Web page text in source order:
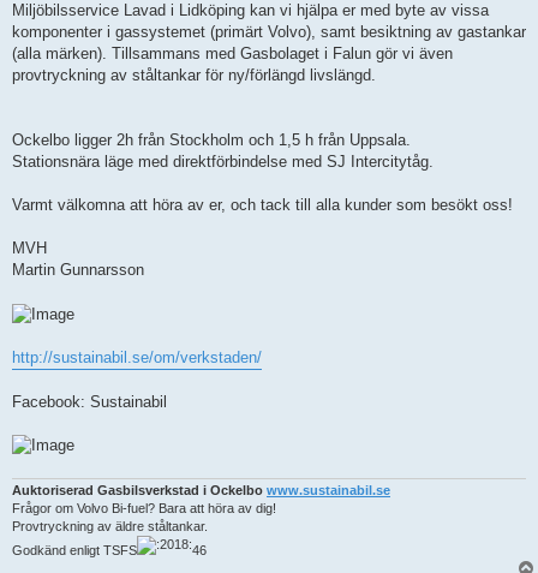
Miljöbilsservice Lavad i Lidköping kan vi hjälpa er med byte av vissa
komponenter i gassystemet (primärt Volvo), samt besiktning av gastankar
(alla märken). Tillsammans med Gasbolaget i Falun gör vi även
provtryckning av ståltankar för ny/förlängd livslängd.
Ockelbo ligger 2h från Stockholm och 1,5 h från Uppsala.
Stationsnära läge med direktförbindelse med SJ Intercitytåg.
Varmt välkomna att höra av er, och tack till alla kunder som besökt oss!
MVH
Martin Gunnarsson
http://sustainabil.se/om/verkstaden/
Facebook: Sustainabil
Auktoriserad Gasbilsverkstad i Ockelbo www.sustainabil.se
Frågor om Volvo Bi-fuel? Bara att höra av dig!
Provtryckning av äldre ståltankar.
Godkänd enligt TSFS
46